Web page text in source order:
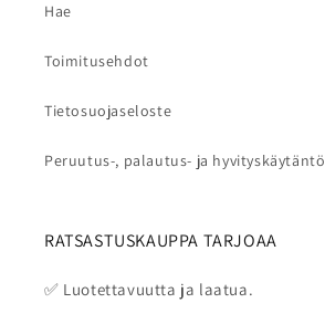
Hae
Toimitusehdot
Tietosuojaseloste
Peruutus-, palautus- ja hyvityskäytäntö
RATSASTUSKAUPPA TARJOAA
✅ Luotettavuutta ja laatua.